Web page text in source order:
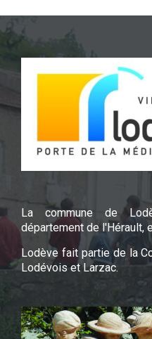
La commune de
département de l'Hérault,
Lodève fait partie de la
Lodévois et Larzac.